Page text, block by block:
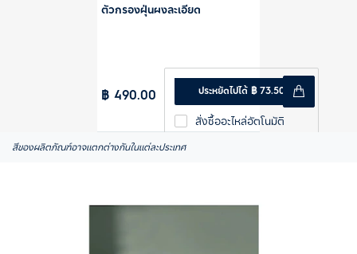
ตัวกรองฝุ่นผงละเอียด
฿ 490.00 ประหยัดไปได้ ฿ 73.50
สั่งซื้ออะไหล่อัตโนมัติ
สีของผลิตภัณฑ์อาจแตกต่างกันในแต่ละประเทศ